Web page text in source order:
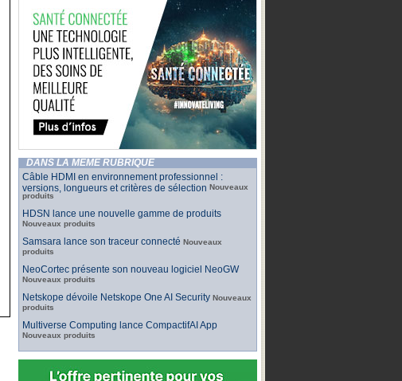
DANS LA MÊME RUBRIQUE
Câble HDMI en environnement professionnel :
versions, longueurs et critères de sélection Nouveaux
produits
HDSN lance une nouvelle gamme de produits
Nouveaux produits
Samsara lance son traceur connecté Nouveaux
produits
NeoCortec présente son nouveau logiciel NeoGW
Nouveaux produits
Netskope dévoile Netskope One AI Security Nouveaux
produits
Multiverse Computing lance CompactifAI App
Nouveaux produits